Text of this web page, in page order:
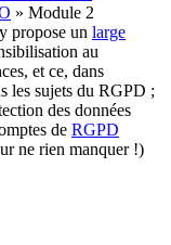
» Module 2
propose un large
au
et ce, dans
les sujets du RGPD ;
des données
de RGPD
ne rien manquer !)